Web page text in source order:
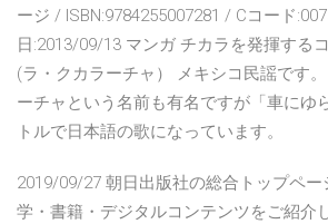
ージ / ISBN:9784255007281 / Cコード
日:2013/09/13 マンガ チカラを発揮する
(ラ・クカラーチャ） メキシコ民謡です
ーチャという名前も有名ですが「車にゆ
トルで日本語の歌になっています。
2019/09/27 朝日出版社の総合トップペー
学・書籍・デジタルコンテンツをご紹介